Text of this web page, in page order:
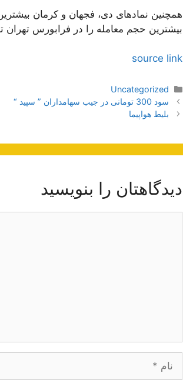
بیشترین حجم معامله را در فرابورس تهران
source link
دسته‌ها
Uncategorized
ناوبری
نوشته‌ها
سود 300 تومانی در جیب سهامداران ” سپید “
بلیط هواپیما
دیدگاهتان را بنویسید